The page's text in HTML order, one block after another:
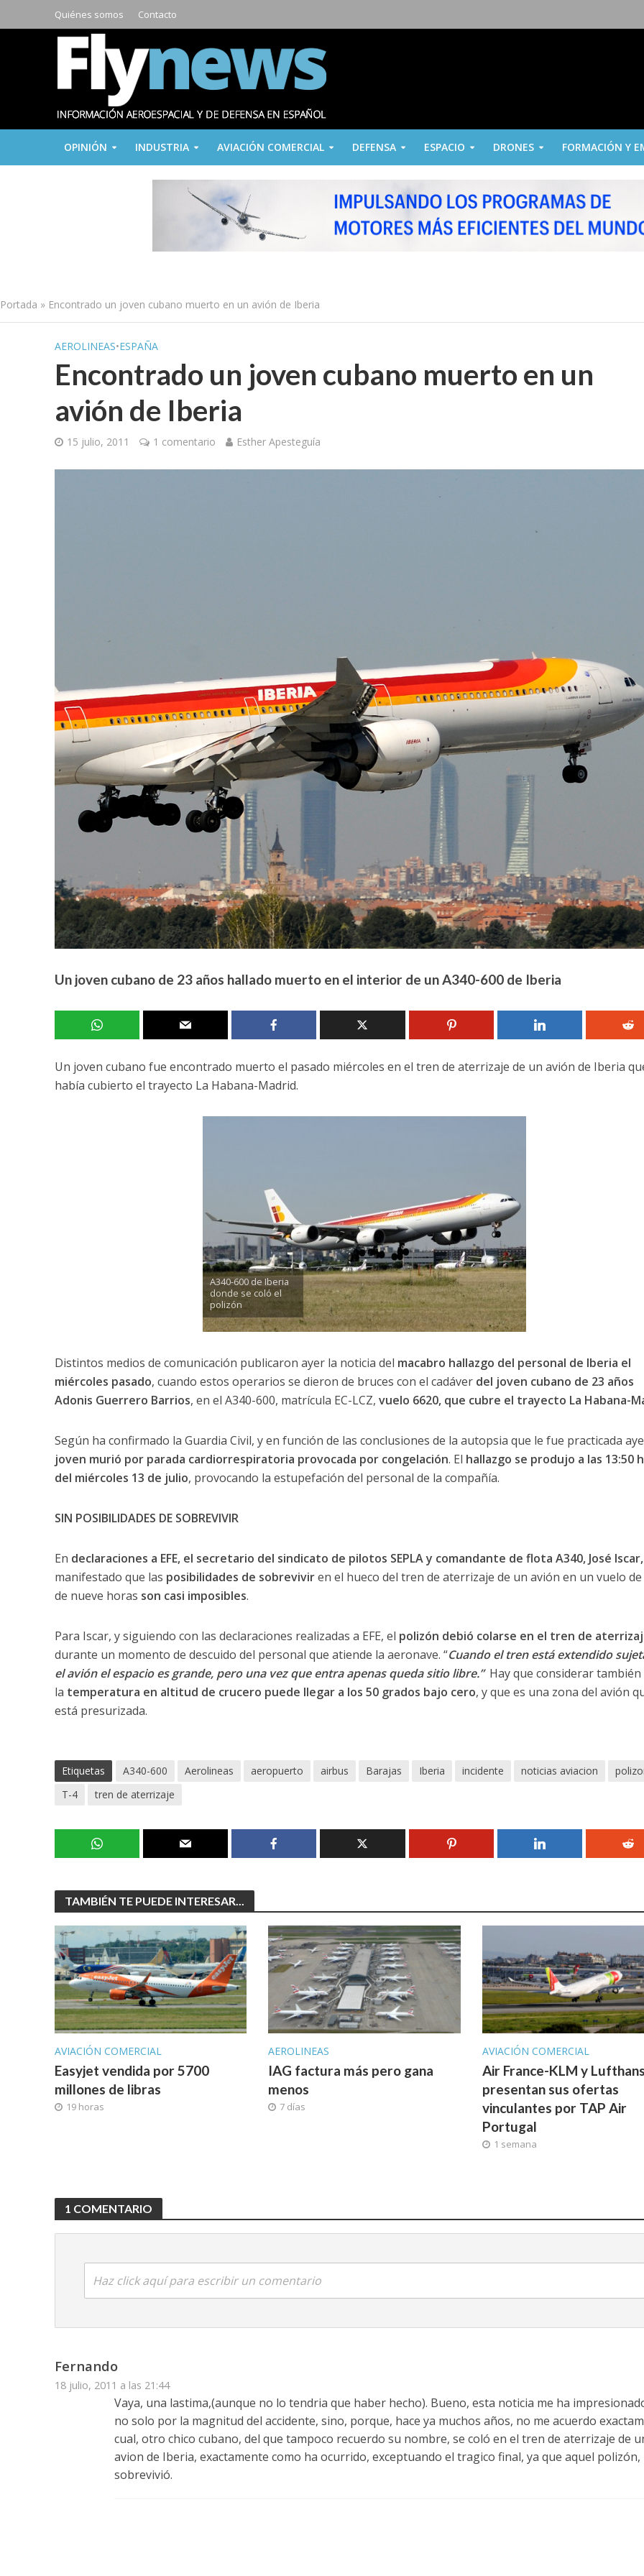
Quiénes somos Contacto
OPINIÓN INDUSTRIA AVIACIÓN COMERCIAL DEFENSA ESPACIO DRONES FORMACIÓN Y
Portada » Encontrado un joven cubano muerto en un avión de Iberia
AEROLINEAS•ESPAÑA
Encontrado un joven cubano muerto en un
avión de Iberia
15 julio, 2011 1 comentario Esther Apesteguía
Un joven cubano de 23 años hallado muerto en el interior de un A340-600 de Iberia
Un joven cubano fue encontrado muerto el pasado miércoles en el tren de aterrizaje de un avión de Iberia
había cubierto el trayecto La Habana-Madrid.
A340-600 de Iberia
donde se coló el
polizón
Distintos medios de comunicación publicaron ayer la noticia del macabro hallazgo del personal de Iberia el
miércoles pasado, cuando estos operarios se dieron de bruces con el cadáverdel joven cubano de 23 años
Adonis Guerrero Barrios, en el A340-600, matrícula EC-LCZ, vuelo 6620, que cubre el trayecto La Habana-
Según ha confirmado la Guardia Civil, y en función de las conclusiones de la autopsia que le fue practicada
joven murió por parada cardiorrespiratoria provocada por congelación. El hallazgo se produjo a las 13:50
del miércoles 13 de julio, provocando la estupefación del personal de la compañía.
SIN POSIBILIDADES DE SOBREVIVIR
En declaraciones a EFE, el secretario del sindicato de pilotos SEPLA y comandante de flota A340, José Iscar,
manifestado que las posibilidades de sobreviviren el hueco del tren de aterrizaje de un avión en un vuelo de
de nueve horas son casi imposibles.
Para Iscar, y siguiendo con las declaraciones realizadas a EFE, el polizón debió colarse en el tren de
durante un momento de descuido del personal que atiende la aeronave. “Cuando el tren está extendido
el avión el espacio es grande, pero una vez que entra apenas queda sitio libre.” Hay que considerar también
la temperatura en altitud de crucero puede llegar a los 50 grados bajo cero, y que es una zona del avión
está presurizada.
Etiquetas A340-600 Aerolineas aeropuerto airbus Barajas Iberia incidente noticias aviacion
T-4
tren de aterrizaje
TAMBIÉN TE PUEDE INTERESAR...
AVIACIÓN COMERCIAL
Easyjet vendida por 5700
millones de libras
19 horas
AEROLINEAS
IAG factura más pero gana
menos
7 días
AVIACIÓN COMERCIAL
Air France-KLM y
presentan sus ofertas
vinculantes por TAP Air
Portugal
1 semana
1 COMENTARIO
Haz click aquí para escribir un comentario
Fernando
18 julio, 2011 a las 21:44
Vaya, una lastima,(aunque no lo tendria que haber hecho). Bueno, esta noticia me ha
no solo por la magnitud del accidente, sino, porque, hace ya muchos años, no me acuerdo
cual, otro chico cubano, del que tampoco recuerdo su nombre, se coló en el tren de aterrizaje de
avion de Iberia, exactamente como ha ocurrido, exceptuando el tragico final, ya que aquel polizón,
sobrevivió.